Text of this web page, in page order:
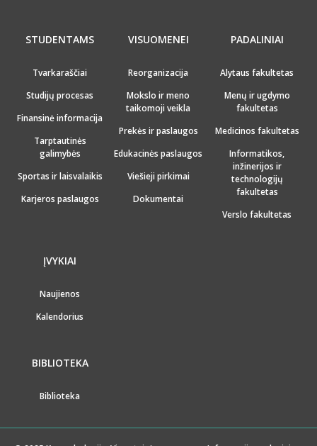
STUDENTAMS
Tvarkaraščiai
Studijų procesas
Finansinė informacija
Tarptautinės
galimybės
Sportas ir laisvalaikis
Karjeros paslaugos
VISUOMENEI
Reorganizacija
Mokslo ir meno
taikomoji veikla
Prekės ir paslaugos
Edukacinės paslaugos
Viešieji pirkimai
Dokumentai
PADALINIAI
Alytaus fakultetas
Menų ir ugdymo
fakultetas
Medicinos fakultetas
Informatikos,
inžinerijos ir
technologijų
fakultetas
Verslo fakultetas
ĮVYKIAI
Naujienos
Kalendorius
BIBLIOTEKA
Biblioteka